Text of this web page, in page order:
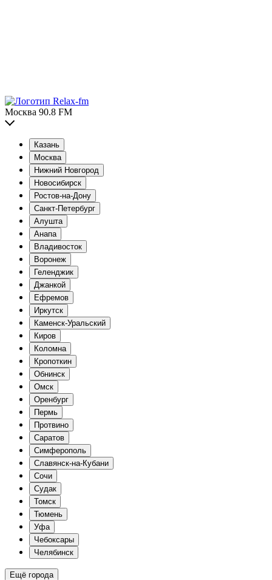
Москва 90.8 FM
Казань
Москва
Нижний Новгород
Новосибирск
Ростов-на-Дону
Санкт-Петербург
Алушта
Анапа
Владивосток
Воронеж
Геленджик
Джанкой
Ефремов
Иркутск
Каменск-Уральский
Киров
Коломна
Кропоткин
Обнинск
Омск
Оренбург
Пермь
Протвино
Саратов
Симферополь
Славянск-на-Кубани
Сочи
Судак
Томск
Тюмень
Уфа
Чебоксары
Челябинск
Ещё города